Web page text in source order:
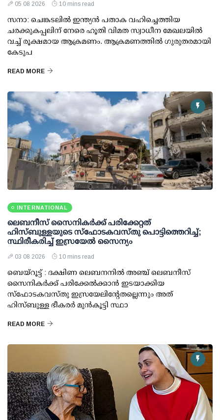
05 08 2026 10 mins read
സനാ: ചെങ്കടലില്‍ ഇന്ത്യന്‍ പതാക വഹിച്ചെത്തിയ
ചരക്കുകപ്പലിന് നേരെ ഹൂതി വിമത സ്വാധീന മേഖലയില്‍
വച്ച് രൂക്ഷമായ ആക്രമണം. ആക്രമണത്തില്‍ ഗുരുതരമായി
കേടുപ
READ MORE
INTERNATIONAL
ലെബനീസ് സൈനികർക്ക് പരിക്കേറ്റത്
ഹിസ്ബുള്ളയുടെ സ്‌ഫോടകവസ്തു പൊട്ടിത്തെറിച്ച്;
സ്ഥിരീകരിച്ച് ഇസ്രയേൽ സൈന്യം
03 08 2026 10 mins read
ബെയ്റൂട്ട് : ദക്ഷിണ ലെബനനിൽ അഞ്ച് ലെബനീസ്
സൈനികർക്ക് പരിക്കേൽക്കാൻ ഇടയാക്കിയ
സ്‌ഫോടകവസ്തു ഇസ്രയേലിന്റേതല്ലെന്നും അത്
ഹിസ്ബുള്ള ഭീകരർ മുൻകൂട്ടി സ്ഥാ
READ MORE